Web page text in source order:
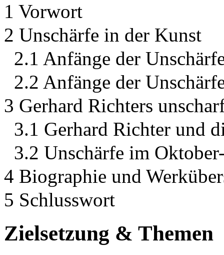
1 Vorwort
2 Unschärfe in der Kunst
2.1 Anfänge der
2.2 Anfänge der
3 Gerhard Richters
3.1 Gerhard Richter und
3.2 Unschärfe im
4 Biographie und
5 Schlusswort
Zielsetzung & Themen